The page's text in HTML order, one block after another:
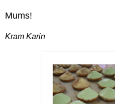
Mums!
Kram Karin